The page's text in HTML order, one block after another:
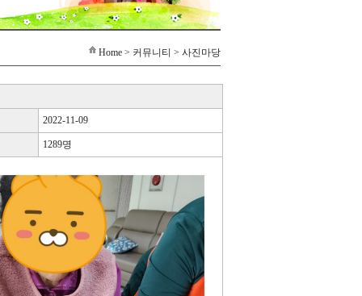
Home > 커뮤니티 > 사진마당
2022-11-09
1289명